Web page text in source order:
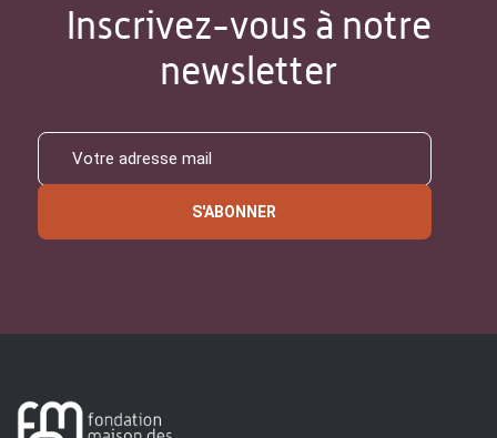
Inscrivez-vous à notre
newsletter
S'ABONNER